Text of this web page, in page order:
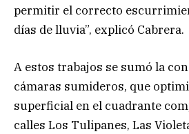
permitir el correcto
días de lluvia”, explicó Cabrera.
A estos trabajos se sumó la
cámaras sumideros, que
superficial en el cuadrante
calles Los Tulipanes, Las